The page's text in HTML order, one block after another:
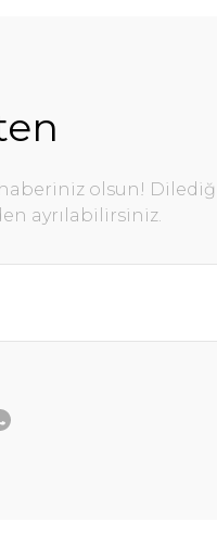
olsun!
ayrılabilirsiniz.